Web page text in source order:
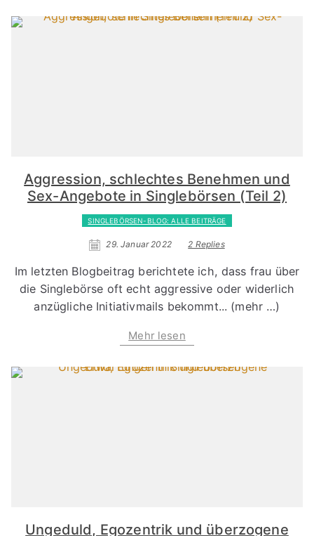
Aggression, schlechtes Benehmen und
Sex-Angebote in Singlebörsen (Teil 2)
SINGLEBÖRSEN-BLOG: ALLE BEITRÄGE
29. Januar 2022 2 Replies
Im letzten Blogbeitrag berichtete ich, dass frau über
die Singlebörse oft echt aggressive oder widerlich
anzügliche Initiativmails bekommt... (mehr …)
Mehr lesen
Ungeduld, Egozentrik und überzogene